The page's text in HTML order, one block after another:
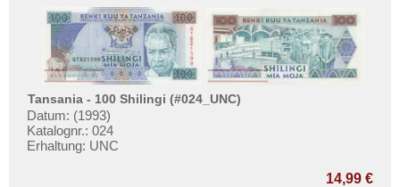
Tansania - 100 Shilingi (#024_UNC)
Datum: (1993)
Katalognr.: 024
Erhaltung: UNC
14,99 €